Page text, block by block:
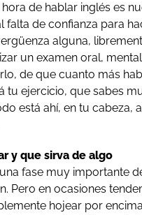
de hablar inglés es
falta de confianza para
alguna,
un examen oral,
de que cuanto más
tu ejercicio, que sabes
está ahí, en tu cabeza,
y que sirva de algo
fase muy importante
Pero en ocasiones
hojear por